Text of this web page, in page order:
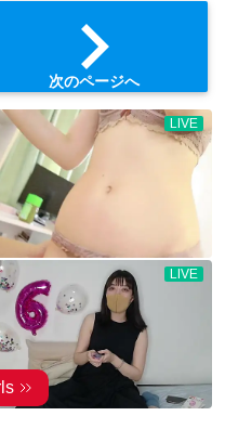
chevron_right
次のページへ